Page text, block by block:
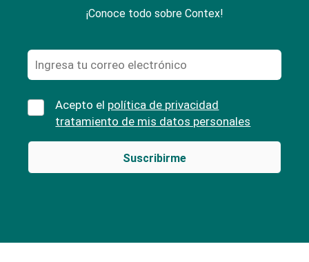
¡Conoce todo sobre Contex!
Acepto el política de privacidad
tratamiento de mis datos personales